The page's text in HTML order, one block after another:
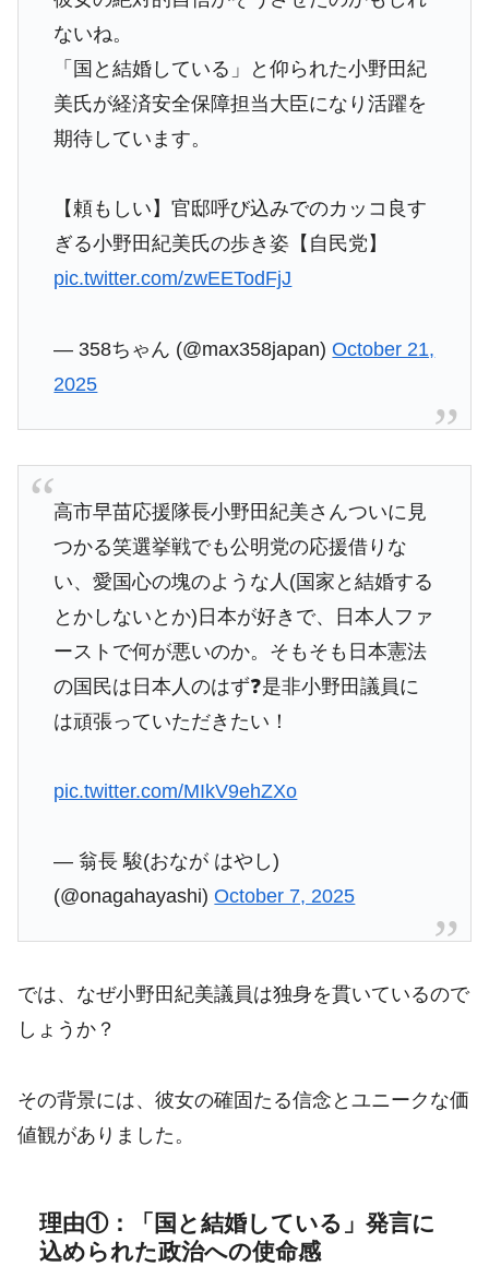
ないね。
「国と結婚している」と仰られた小野田紀
美氏が経済安全保障担当大臣になり活躍を
期待しています。
【頼もしい】官邸呼び込みでのカッコ良す
ぎる小野田紀美氏の歩き姿【自民党】
pic.twitter.com/zwEETodFjJ
— 358ちゃん (@max358japan)October 21,
2025
高市早苗応援隊長小野田紀美さんついに見
つかる笑選挙戦でも公明党の応援借りな
い、愛国心の塊のような人(国家と結婚する
とかしないとか)日本が好きで、日本人ファ
ーストで何が悪いのか。そもそも日本憲法
の国民は日本人のはず❓是非小野田議員に
は頑張っていただきたい！
pic.twitter.com/MIkV9ehZXo
— 翁長 駿(おなが はやし)
(@onagahayashi)October 7, 2025
では、なぜ小野田紀美議員は独身を貫いているので
しょうか？
その背景には、彼女の確固たる信念とユニークな価
値観がありました。
理由①：「国と結婚している」発言に
込められた政治への使命感